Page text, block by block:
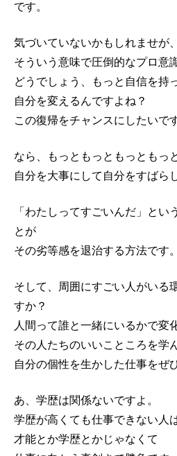
です。
気づいていないかもしれませが
そういう意味で圧倒的なプロ意
どうでしょう、もっと自信を持
自分を変えるんですよね？
この復帰をチャンスにしたいで
なら、もっともっともっともっ
自分を大事にして自分をすばら
「わたしってすごいんだ」とい
とが
その劣等感を退治する方法です。
そして、周囲にすごい人がいる
すか？
人間って誰と一緒にいるかで変
その人たちのいいこところを学
自分の個性を生かした仕事をぜ
あ、学歴は関係ないですよ。
学歴が高くても仕事できない人
才能とか学歴とかじゃなくて